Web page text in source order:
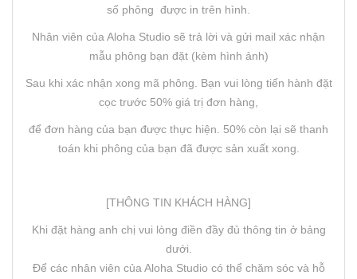
số phông được in trên hình.
Nhân viên của Aloha Studio sẽ trả lời và gửi mail xác nhận
mẫu phông bạn đặt (kèm hình ảnh)
Sau khi xác nhận xong mã phông. Bạn vui lòng tiến hành đặt
cọc trước 50% giá trị đơn hàng,
để đơn hàng của bạn được thực hiện. 50% còn lại sẽ thanh
toán khi phông của bạn đã được sản xuất xong.
[THÔNG TIN KHÁCH HÀNG]
Khi đặt hàng anh chị vui lòng điền đầy đủ thông tin ở bảng
dưới.
Để các nhân viên của Aloha Studio có thể chăm sóc và hỗ